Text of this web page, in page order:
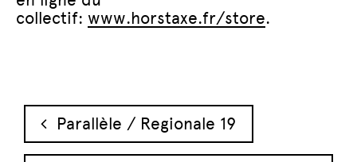
collectif: www.horstaxe.fr/store.
Navigation des articles
Parallèle / Regionale 19